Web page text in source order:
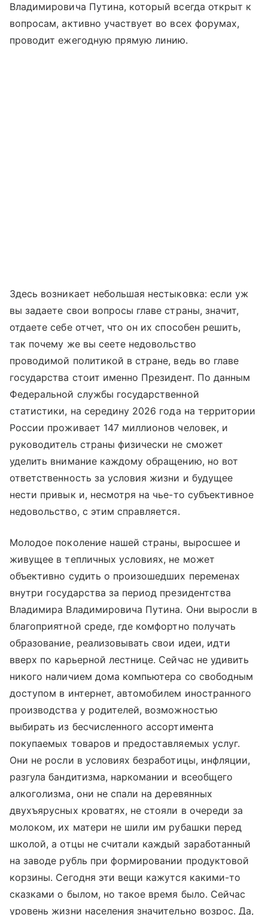
Владимировича Путина, который всегда открыт к
вопросам, активно участвует во всех форумах,
проводит ежегодную прямую линию.
Здесь возникает небольшая нестыковка: если уж
вы задаете свои вопросы главе страны, значит,
отдаете себе отчет, что он их способен решить,
так почему же вы сеете недовольство
проводимой политикой в стране, ведь во главе
государства стоит именно Президент. По данным
Федеральной службы государственной
статистики, на середину 2026 года на территории
России проживает 147 миллионов человек, и
руководитель страны физически не сможет
уделить внимание каждому обращению, но вот
ответственность за условия жизни и будущее
нести привык и, несмотря на чье-то субъективное
недовольство, с этим справляется.
Молодое поколение нашей страны, выросшее и
живущее в тепличных условиях, не может
объективно судить о произошедших переменах
внутри государства за период президентства
Владимира Владимировича Путина. Они выросли в
благоприятной среде, где комфортно получать
образование, реализовывать свои идеи, идти
вверх по карьерной лестнице. Сейчас не удивить
никого наличием дома компьютера со свободным
доступом в интернет, автомобилем иностранного
производства у родителей, возможностью
выбирать из бесчисленного ассортимента
покупаемых товаров и предоставляемых услуг.
Они не росли в условиях безработицы, инфляции,
разгула бандитизма, наркомании и всеобщего
алкоголизма, они не спали на деревянных
двухъярусных кроватях, не стояли в очереди за
молоком, их матери не шили им рубашки перед
школой, а отцы не считали каждый заработанный
на заводе рубль при формировании продуктовой
корзины. Сегодня эти вещи кажутся какими-то
сказками о былом, но такое время было. Сейчас
уровень жизни населения значительно возрос. Да,